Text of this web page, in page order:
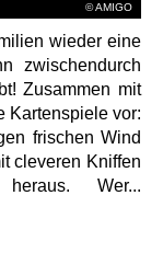
© AMIGO
wieder eine
zwischendurch
Zusammen mit
Kartenspiele vor:
frischen Wind
cleveren Kniffen
Wer...